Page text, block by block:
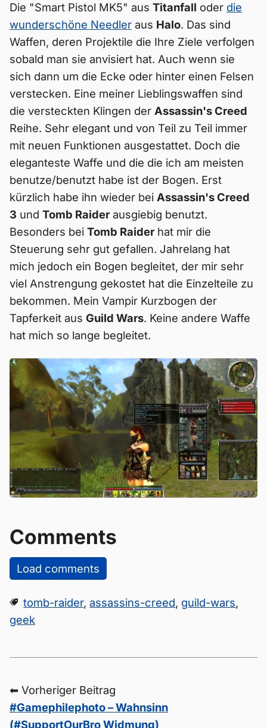
Die "Smart Pistol MK5" aus Titanfall oder die
wunderschöne Needler aus Halo. Das sind
Waffen, deren Projektile die Ihre Ziele verfolgen
sobald man sie anvisiert hat. Auch wenn sie
sich dann um die Ecke oder hinter einen Felsen
verstecken. Eine meiner Lieblingswaffen sind
die versteckten Klingen der Assassin's Creed
Reihe. Sehr elegant und von Teil zu Teil immer
mit neuen Funktionen ausgestattet. Doch die
eleganteste Waffe und die die ich am meisten
benutze/benutzt habe ist der Bogen. Erst
kürzlich habe ihn wieder bei Assassin's Creed
3 und Tomb Raiderausgiebig benutzt.
Besonders bei Tomb Raiderhat mir die
Steuerung sehr gut gefallen. Jahrelang hat
mich jedoch ein Bogen begleitet, der mir sehr
viel Anstrengung gekostet hat die Einzelteile zu
bekommen. Mein Vampir Kurzbogen der
Tapferkeit aus Guild Wars. Keine andere Waffe
hat mich so lange begleitet.
Comments
Load comments
tomb-raider,assassins-creed, guild-wars,
geek
⬅ Vorheriger Beitrag
#Gamephilephoto – Wahnsinn
(#SupportOurBro Widmung)